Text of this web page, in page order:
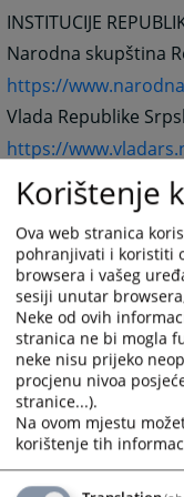
INSTITUCIJE
Narodna skupština
https://
Vlada Republike
https://
Gender centar Vlade
https://
Ustavni sud
https://
Ministarstvo
https://
Ministarstvo za
https://www.mirl.org
Poreska uprava
https://
Korištenje
Ova web stranica
pohranjivati i koristiti
browsera i vašeg
sesiji unutar
Neke od ovih
stranica ne bi mogla
neke nisu prijeko
procjenu nivoa
stranice...).
Na ovom mjestu
korištenje tih